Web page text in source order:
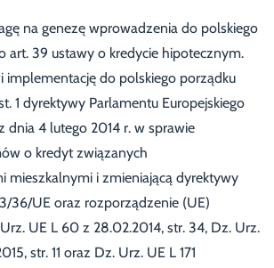
na genezę wprowadzenia do polskiego
art. 39 ustawy o kredycie hipotecznym.
implementację do polskiego porządku
1 dyrektywy Parlamentu Europejskiego
dnia 4 lutego 2014 r. w sprawie
o kredyt związanych
mieszkalnymi i zmieniającą dyrektywy
36/UE oraz rozporządzenie (UE)
UE L 60 z 28.02.2014, str. 34, Dz. Urz.
str. 11 oraz Dz. Urz. UE L 171